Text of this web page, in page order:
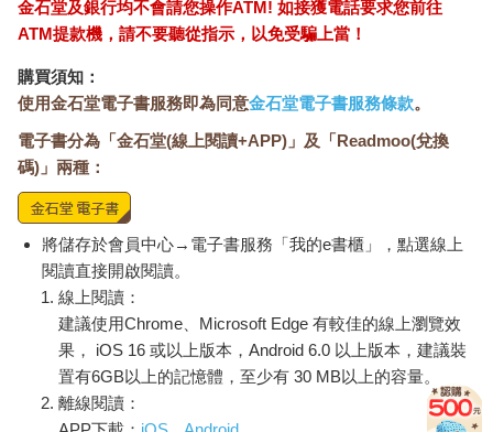
金石堂及銀行均不會請您操作ATM! 如接獲電話要求您前往
ATM提款機，請不要聽從指示，以免受騙上當！
購買須知：
使用金石堂電子書服務即為同意金石堂電子書服務條款。
電子書分為「金石堂(線上閱讀+APP)」及「Readmoo(兌換
碼)」兩種：
將儲存於會員中心→電子書服務「我的e書櫃」，點選線上
閱讀直接開啟閱讀。
線上閱讀：
建議使用Chrome、Microsoft Edge 有較佳的線上瀏覽效
果， iOS 16 或以上版本，Android 6.0 以上版本，建議裝
置有6GB以上的記憶體，至少有 30 MB以上的容量。
離線閱讀：